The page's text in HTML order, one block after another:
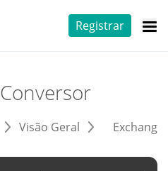
Registrar
Conversor
Visão Geral